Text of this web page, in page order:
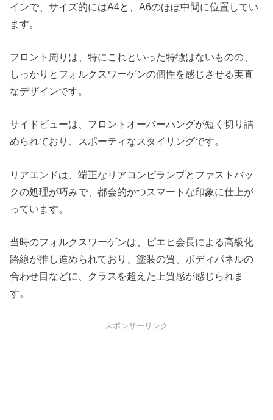
インで、サイズ的にはA4と、A6のほぼ中間に位置してい
ます。
フロント周りは、特にこれといった特徴はないものの、
しっかりとフォルクスワーゲンの個性を感じさせる実直
なデザインです。
サイドビューは、フロントオーバーハングが短く切り詰
められており、スポーティなスタイリングです。
リアエンドは、端正なリアコンビランプとファストバッ
クの処理が巧みで、都会的かつスマートな印象に仕上が
っています。
当時のフォルクスワーゲンは、ピエヒ会長による高級化
路線が推し進められており、塗装の質、ボディパネルの
合わせ目などに、クラスを超えた上質感が感じられま
す。
スポンサーリンク